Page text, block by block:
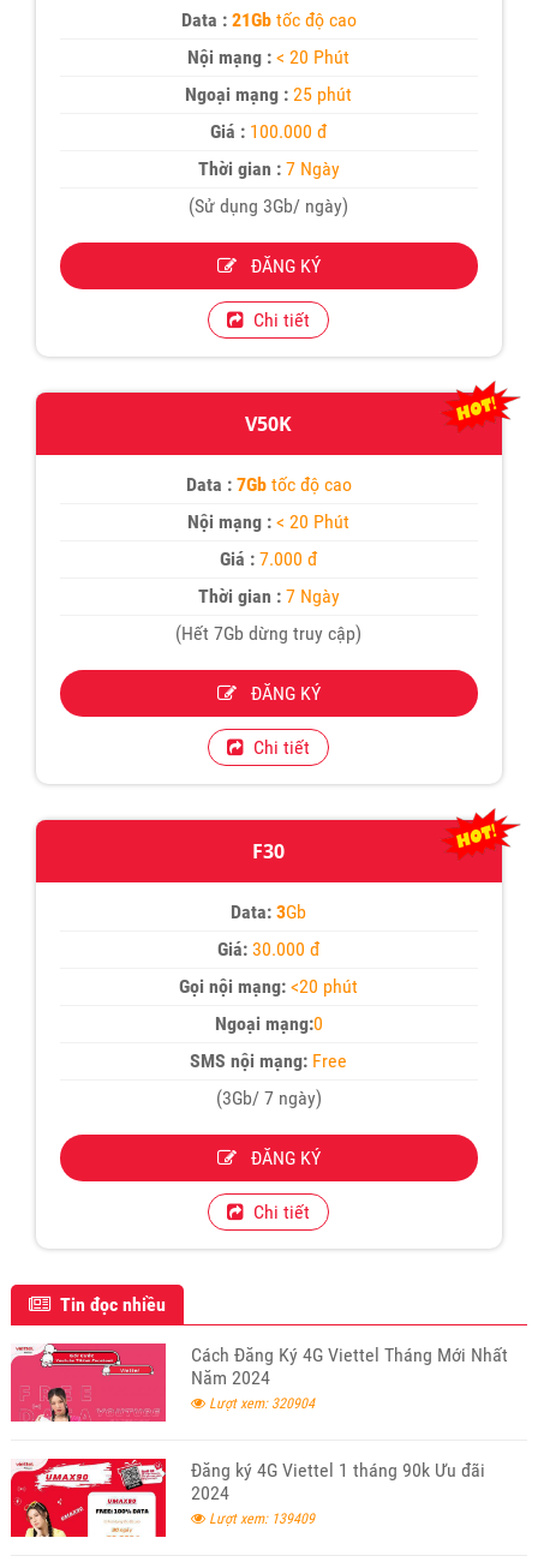
Data :21Gb tốc độ cao
Nội mạng : < 20 Phút
Ngoại mạng :25 phút
Giá : 100.000 đ
Thời gian :7 Ngày
(Sử dụng 3Gb/ ngày)
ĐĂNG KÝ
Chi tiết
V50K
Data :7Gb tốc độ cao
Nội mạng : < 20 Phút
Giá :7.000 đ
Thời gian :7 Ngày
(Hết 7Gb dừng truy cập)
ĐĂNG KÝ
Chi tiết
F30
Data: 3Gb
Giá:30.000 đ
Gọi nội mạng:<20 phút
Ngoại mạng:0
SMS nội mạng: Free
(3Gb/ 7 ngày)
ĐĂNG KÝ
Chi tiết
Tin đọc nhiều
Cách Đăng Ký 4G Viettel Tháng Mới Nhất
Năm 2024
Lượt xem: 320904
Đăng ký 4G Viettel 1 tháng 90k Ưu đãi
2024
Lượt xem: 139409